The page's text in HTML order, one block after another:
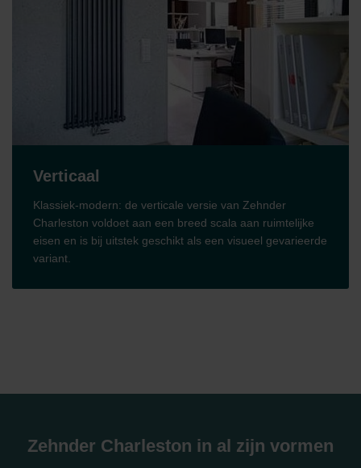
Verticaal
Klassiek-modern: de verticale versie van Zehnder
Charleston voldoet aan een breed scala aan ruimtelijke
eisen en is bij uitstek geschikt als een visueel gevarieerde
variant.
Zehnder Charleston in al zijn vormen